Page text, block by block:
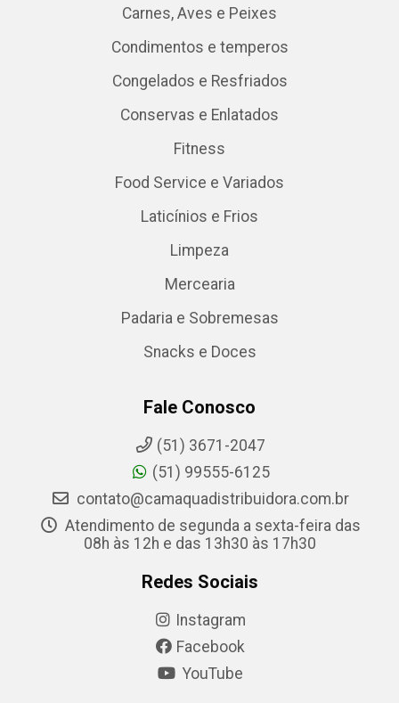
Carnes, Aves e Peixes
Condimentos e temperos
Congelados e Resfriados
Conservas e Enlatados
Fitness
Food Service e Variados
Laticínios e Frios
Limpeza
Mercearia
Padaria e Sobremesas
Snacks e Doces
Fale Conosco
(51) 3671-2047
(51) 99555-6125
contato@camaquadistribuidora.com.br
Atendimento de segunda a sexta-feira das
08h às 12h e das 13h30 às 17h30
Redes Sociais
Instagram
Facebook
YouTube